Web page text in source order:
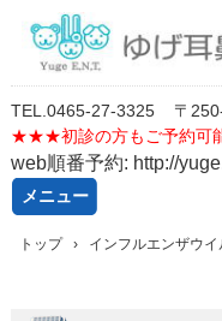
TEL. 0465-27-3325
〒
★★★初診の方もご予約
web順番予約: http://
メニュー
トップ › インフルエンザウイ